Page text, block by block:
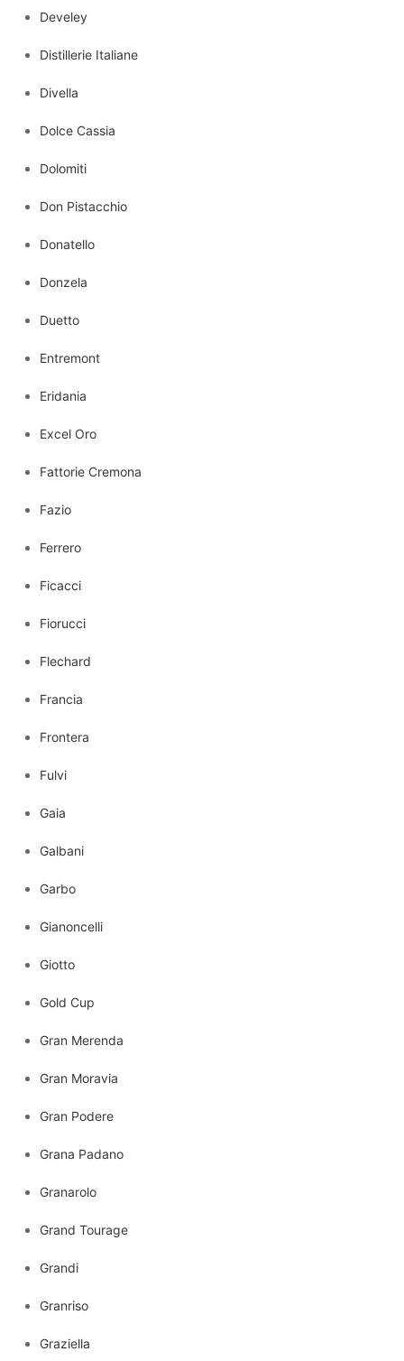
Develey
Distillerie Italiane
Divella
Dolce Cassia
Dolomiti
Don Pistacchio
Donatello
Donzela
Duetto
Entremont
Eridania
Excel Oro
Fattorie Cremona
Fazio
Ferrero
Ficacci
Fiorucci
Flechard
Francia
Frontera
Fulvi
Gaia
Galbani
Garbo
Gianoncelli
Giotto
Gold Cup
Gran Merenda
Gran Moravia
Gran Podere
Grana Padano
Granarolo
Grand Tourage
Grandi
Granriso
Graziella